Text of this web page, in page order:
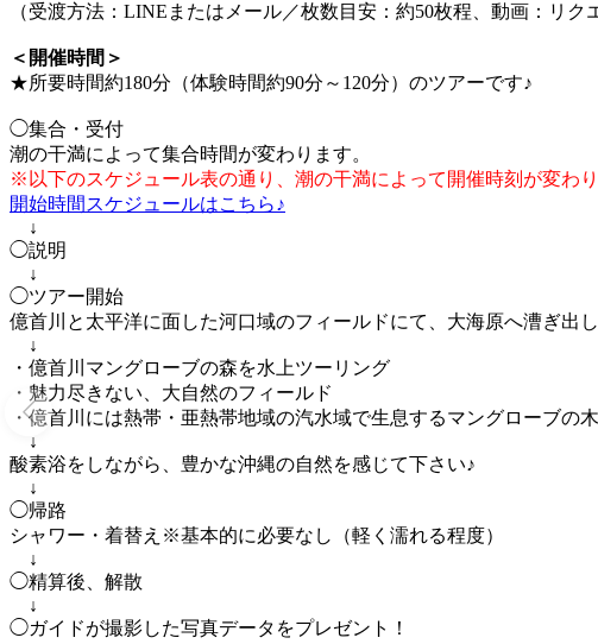
（受渡方法：LINEまたはメール／枚数目安：約50枚程、動画：リク
＜開催時間＞
★所要時間約180分（体験時間約90分～120分）のツアーです♪
◯集合・受付
潮の干満によって集合時間が変わります。
※以下のスケジュール表の通り、潮の干満によって開催時刻が変わり
開始時間スケジュールはこちら♪
↓
◯説明
↓
◯ツアー開始
億首川と太平洋に面した河口域のフィールドにて、大海原へ漕ぎ出
↓
・億首川マングローブの森を水上ツーリング
・魅力尽きない、大自然のフィールド
・億首川には熱帯・亜熱帯地域の汽水域で生息するマングローブの
↓
酸素浴をしながら、豊かな沖縄の自然を感じて下さい♪
↓
◯帰路
シャワー・着替え※基本的に必要なし（軽く濡れる程度）
↓
◯精算後、解散
↓
◯ガイドが撮影した写真データをプレゼント！